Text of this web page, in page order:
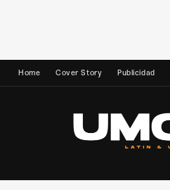
Home Cover Story Publicidad